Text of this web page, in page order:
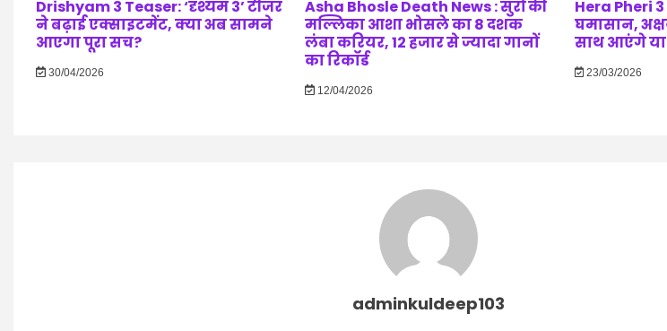
Drishyam 3 Teaser: ‘दृश्यम 3’ टीजर
ने बढ़ाई एक्साइटमेंट, क्या अब सामने
आएगा पूरा सच?
30/04/2026
Asha Bhosle Death News : सुरों की
मल्लिका आशा भोसले का 8 दशक
लंबा करियर, 12 हजार से ज्यादा गानों
का रिकॉर्ड
12/04/2026
Hera Pheri
घमासान,
साथ आएंगे या
23/03/2026
adminkuldeep103